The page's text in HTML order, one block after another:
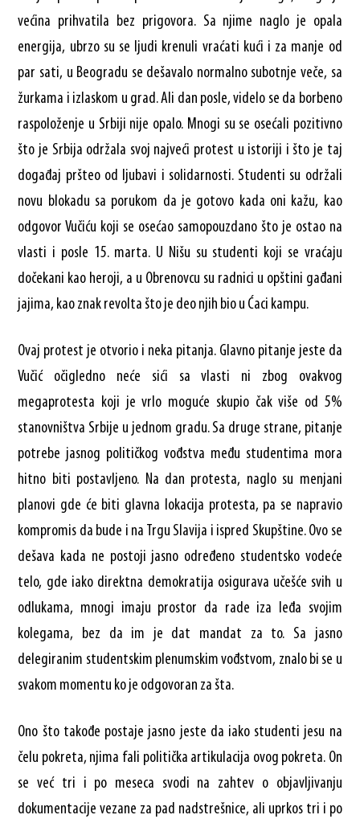
većina prihvatila bez prigovora. Sa njime naglo je opala
energija, ubrzo su se ljudi krenuli vraćati kući i za manje od
par sati, u Beogradu se dešavalo normalno subotnje veče, sa
žurkama i izlaskom u grad. Ali dan posle, videlo se da borbeno
raspoloženje u Srbiji nije opalo. Mnogi su se osećali pozitivno
što je Srbija održala svoj najveći protest u istoriji i što je taj
događaj pršteo od ljubavi i solidarnosti. Studenti su održali
novu blokadu sa porukom da je gotovo kada oni kažu, kao
odgovor Vučiću koji se osećao samopouzdano što je ostao na
vlasti i posle 15. marta. U Nišu su studenti koji se vraćaju
dočekani kao heroji, a u Obrenovcu su radnici u opštini gađani
jajima, kao znak revolta što je deo njih bio u Ćaci kampu.
Ovaj protest je otvorio i neka pitanja. Glavno pitanje jeste da
Vučić očigledno neće sići sa vlasti ni zbog ovakvog
megaprotesta koji je vrlo moguće skupio čak više od 5%
stanovništva Srbije u jednom gradu. Sa druge strane, pitanje
potrebe jasnog političkog vođstva među studentima mora
hitno biti postavljeno. Na dan protesta, naglo su menjani
planovi gde će biti glavna lokacija protesta, pa se napravio
kompromis da bude i na Trgu Slavija i ispred Skupštine. Ovo se
dešava kada ne postoji jasno određeno studentsko vodeće
telo, gde iako direktna demokratija osigurava učešće svih u
odlukama, mnogi imaju prostor da rade iza leđa svojim
kolegama, bez da im je dat mandat za to. Sa jasno
delegiranim studentskim plenumskim vođstvom, znalo bi se u
svakom momentu ko je odgovoran za šta.
Ono što takođe postaje jasno jeste da iako studenti jesu na
čelu pokreta, njima fali politička artikulacija ovog pokreta. On
se već tri i po meseca svodi na zahtev o objavljivanju
dokumentacije vezane za pad nadstrešnice, ali uprkos tri i po